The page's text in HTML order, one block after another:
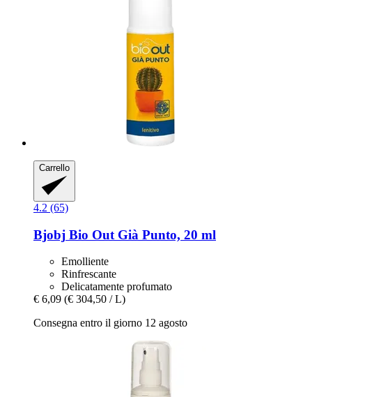
Carrello
4.2 (65)
Bjobj Bio Out Già Punto, 20 ml
Emolliente
Rinfrescante
Delicatamente profumato
€ 6,09 (€ 304,50 / L)
Consegna entro il giorno 12 agosto